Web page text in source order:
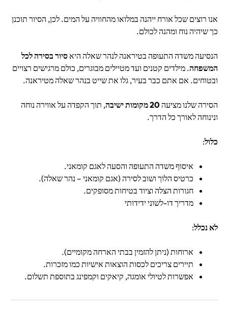
אנו רוצים שכל אורח ייהנה במלואו מהחוויה על המים. לכן, הסיור תוכנן
כך שיהיה נוח ומהנה לכולם.
הנסיעה משדה התעופה בטיראנה לנהר שאלה היאסיור בסירה לכל
המשפחה. מילדים קטנים ועד מטיילים מבוגרים, כולם מרגישים רצויים
ובטוחים. אם אתם כבר בעיר, גלו אתשייט בנהר שאלה מטיראנה.
הסירה שלנו מציעה20 מקומות ישיבה
, תוך הקפדה על אווירה נוחה
ונינוחה לאורך כל הדרך.
כלול:
איסוף משדה התעופה והסעה לאגם קומאני.
כרטיס הלוך ושוב לסירה (אגם קומאני – נהר שאלה).
חגורות הצלה וציוד בטיחות מסופקים.
מדריך דו-לשוני ידידותי
לא נכלל:
ארוחות (ניתן להזמין בבתי הארחה מקומיים).
תיירים צריכים לכסות הוצאות אישיות כמו מזכרות.
אפשרות לטיולי אומגה, קיאקים וקמפינג בתוספת תשלום.